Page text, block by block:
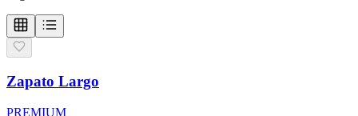
Zapato Largo
PREMIUM